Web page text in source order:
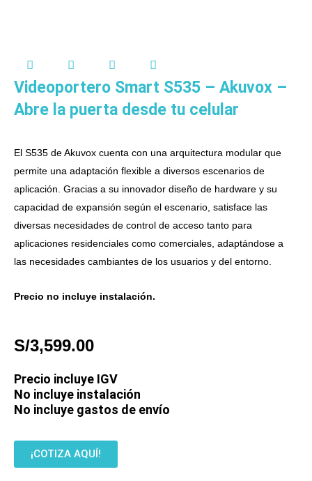
Videoportero Smart S535 – Akuvox –
Abre la puerta desde tu celular
El S535 de Akuvox cuenta con una arquitectura modular que
permite una adaptación flexible a diversos escenarios de
aplicación. Gracias a su innovador diseño de hardware y su
capacidad de expansión según el escenario, satisface las
diversas necesidades de control de acceso tanto para
aplicaciones residenciales como comerciales, adaptándose a
las necesidades cambiantes de los usuarios y del entorno.
Precio no incluye instalación.
S/3,599.00
Precio incluye IGV
No incluye instalación
No incluye gastos de envío
¡COTIZA AQUÍ!